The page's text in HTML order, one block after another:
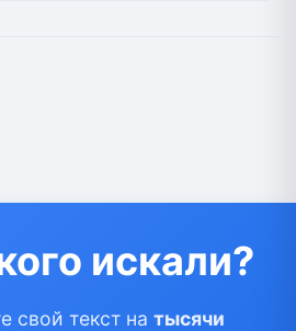
искали?
свой текст на тысячи